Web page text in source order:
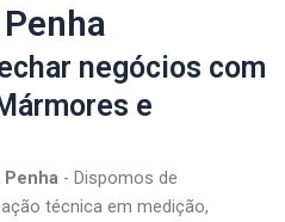
negócios com
e
- Dispomos de
técnica em medição,